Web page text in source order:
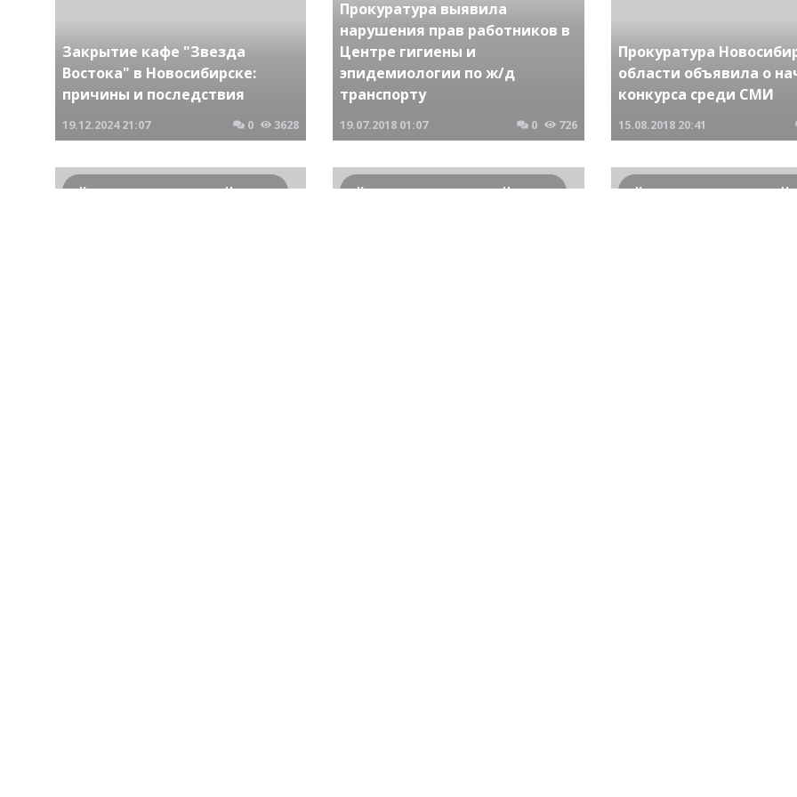
Закрытие кафе "Звезда
Востока" в Новосибирске:
причины и последствия
19.12.2024 21:07 0 3628
Прокуратура выявила
нарушения прав работников в
Центре гигиены и
эпидемиологии по ж/д
транспорту
19.07.2018 01:07 0 726
Прокуратура
области объявила о
конкурса среди СМИ
15.08.2018 20:41
Криминальные новости Новосибирска и Сибирского региона Криминальные новости Новосибирска и Сибирского региона